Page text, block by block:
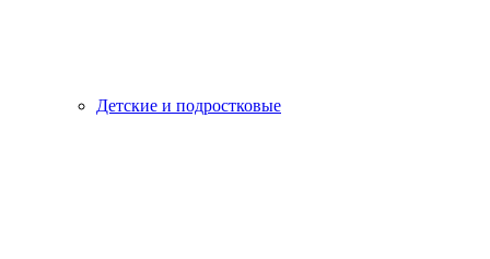
Детские и подростковые